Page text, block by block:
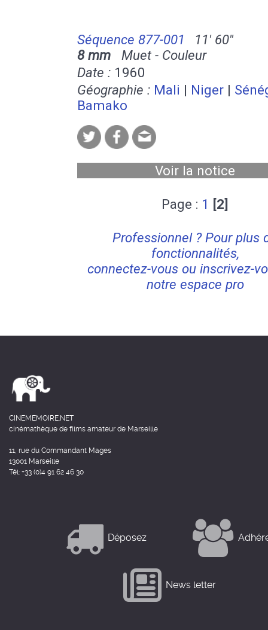
Séquence 877-001
11' 60''
8 mm Muet - Couleur
Date : 1960
Géographie : Mali | Niger |
Bamako
Voir la notice
Page : 1 [2]
Professionnel ? Pour plus
fonctionnalités,
connectez-vous ou inscrivez-
notre espace pro
CINEMEMOIRE.NET
cinémathèque de films amateur de Marseille
11, rue du Commandant Mages
13001 Marseille
Tél: +33 (0)4 91 62 46 30
Déposez
News letter